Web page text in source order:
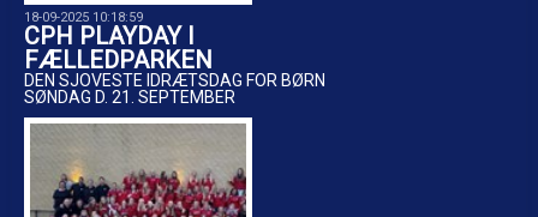
18-09-2025 10:18:59
CPH PLAYDAY I
FÆLLEDPARKEN
DEN SJOVESTE IDRÆTSDAG FOR BØRN
SØNDAG D. 21. SEPTEMBER